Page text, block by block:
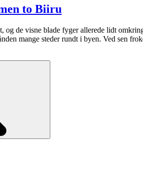
to Biiru
de visne blade fyger allerede lidt
mange steder rundt i byen. Ved sen